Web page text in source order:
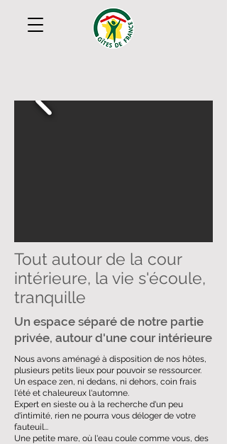
Tout autour de la cour
intérieure, la vie s'écoule,
tranquille
Un espace séparé de notre partie
privée, autour d'une cour intérieure
Nous avons aménagé à disposition de nos hôtes,
plusieurs petits lieux pour pouvoir se ressourcer.
Un espace zen, ni dedans, ni dehors, coin frais
l'été et chaleureux l'automne.
Expert en sieste ou à la recherche d'un peu
d'intimité, rien ne pourra vous déloger de votre
fauteuil...
Une petite mare, où l'eau coule comme vous, des